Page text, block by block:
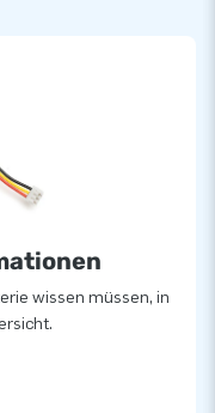
wissen müssen, in